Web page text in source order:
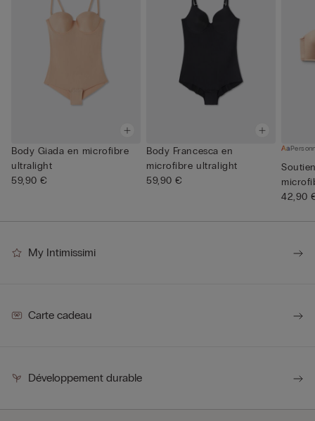
Body Giada en microfibre
ultralight
59,90 €
Body Francesca en
microfibre ultralight
59,90 €
42,90
My Intimissimi
Carte cadeau
Développement durable